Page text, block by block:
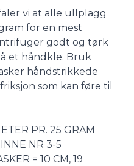
vi at alle ullplagg
for en mest
godt og tørk
et håndkle. Bruk
håndstrikkede
som kan føre til
PR. 25 GRAM
NR 3-5
= 10 CM, 19